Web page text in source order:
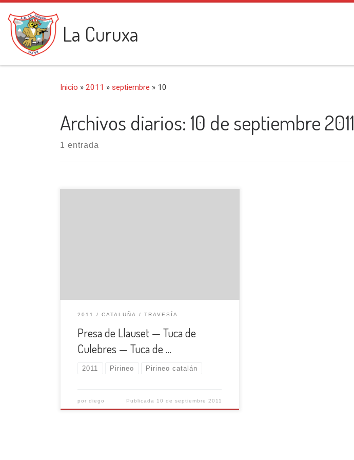
Saltar al contenido
La Curuxa
Inicio » 2011 » septiembre » 10
Archivos diarios: 10 de septiembre 2011
1 entrada
2011 CATALUÑA TRAVESÍA
Presa de Llauset — Tuca de
Culebres — Tuca de …
2011 Pirineo Pirineo catalán
pordiego Publicada 10 de septiembre 2011